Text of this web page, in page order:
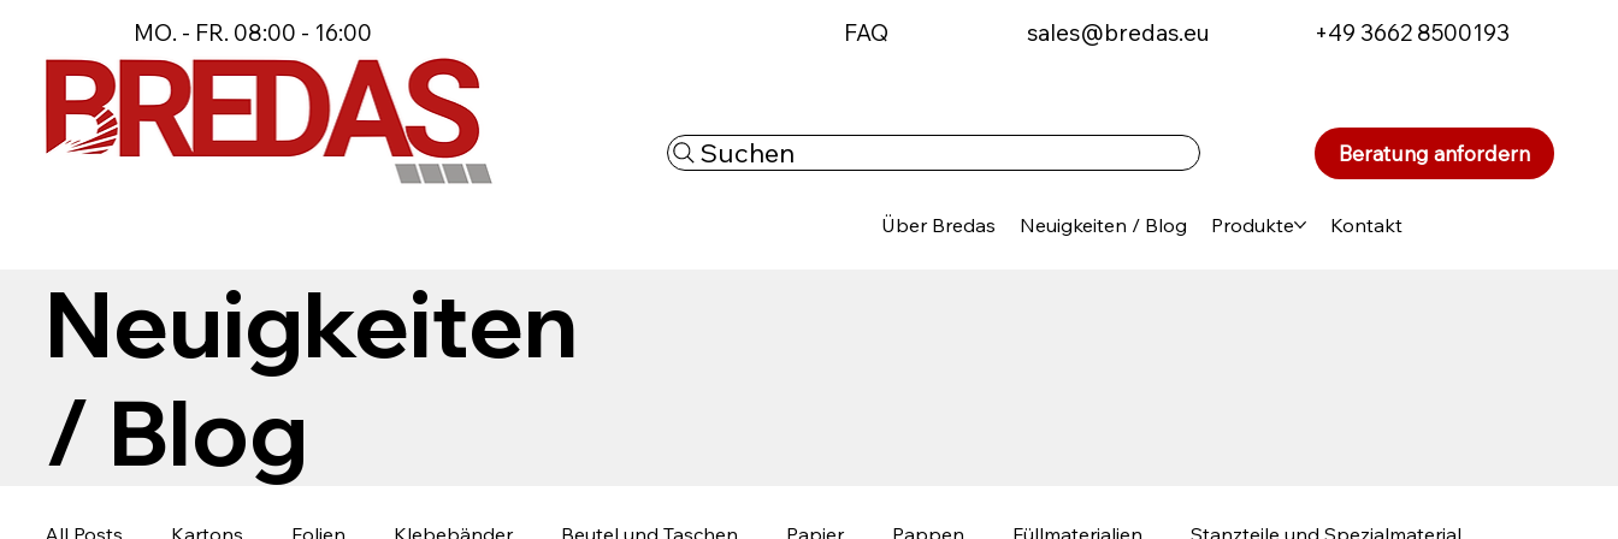
MO. - FR. 08:00 - 16:00
Über Bredas Neuigkeiten / Blog Produkte Kontakt
FAQ
Suchen
sales@bredas.eu +49 3662 8500193
Beratung anfordern
Neuigkeiten
/ Blog
All Posts Kartons Folien Klebebänder Beutel und Taschen Papier Pappen Füllmaterialien Stanzteile und Spezialmaterial